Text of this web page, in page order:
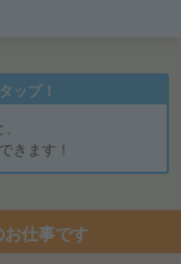
ップ！
できます！
仕事です